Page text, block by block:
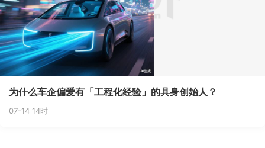
为什么车企偏爱有「工程化经验」的具身创始人？
07-14 14时